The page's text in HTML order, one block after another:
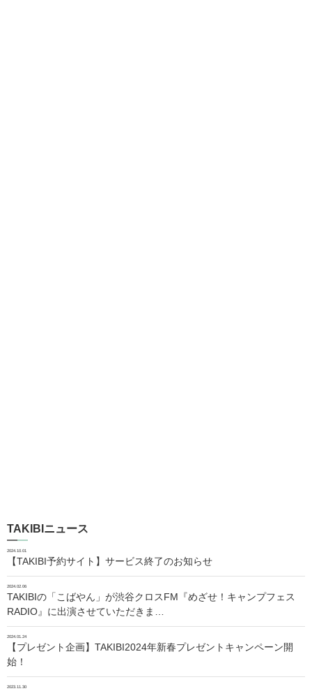
TAKIBIニュース
2024.10.01
【TAKIBI予約サイト】サービス終了のお知らせ
2024.02.06
TAKIBIの「こばやん」が渋谷クロスFM『めざせ！キャンプフェス
RADIO』に出演させていただきま…
2024.01.24
【プレゼント企画】TAKIBI2024年新春プレゼントキャンペーン開
始！
2023.11.30